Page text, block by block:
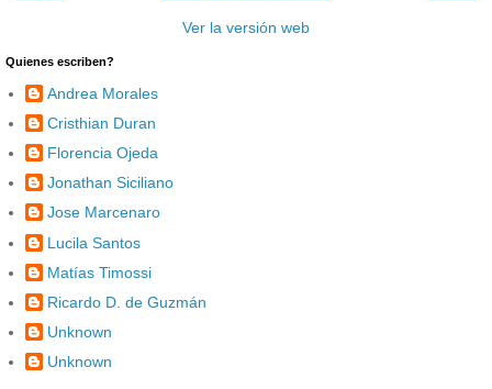
Ver la versión web
Quienes escriben?
Andrea Morales
Cristhian Duran
Florencia Ojeda
Jonathan Siciliano
Jose Marcenaro
Lucila Santos
Matías Timossi
Ricardo D. de Guzmán
Unknown
Unknown